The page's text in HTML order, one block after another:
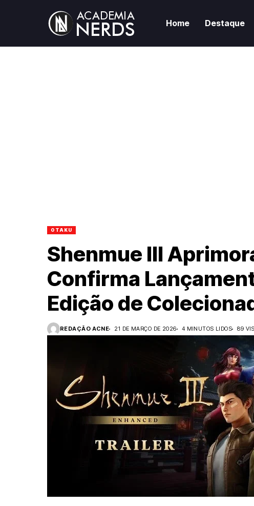
Home Destaque
OTAKU
Shenmue III
Confirma
Edição de
REDAÇÃO ACNE 21 DE MARÇO DE 2026 4 MINUTOS LIDOS 89